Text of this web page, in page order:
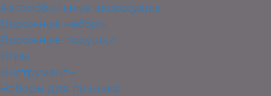
Автомобильные аксессуары
Дорожные наборы
Дорожные подушки
Игры
Инструменты
Наборы для пикника